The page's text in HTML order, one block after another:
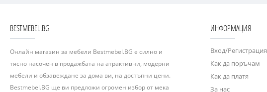
BESTMEBEL.BG
Онлайн магазин за мебели Bestmebel.BG е силно и
тясно насочен в продажбата на атрактивни, модерни
мебели и обзавеждане за дома ви, на достъпни цени.
Bestmebel.BG ще ви предложи огромен избор от мека
ИНФОРМАЦИЯ
Вход/Регистрация
Как да поръчам
Как да платя
За нас